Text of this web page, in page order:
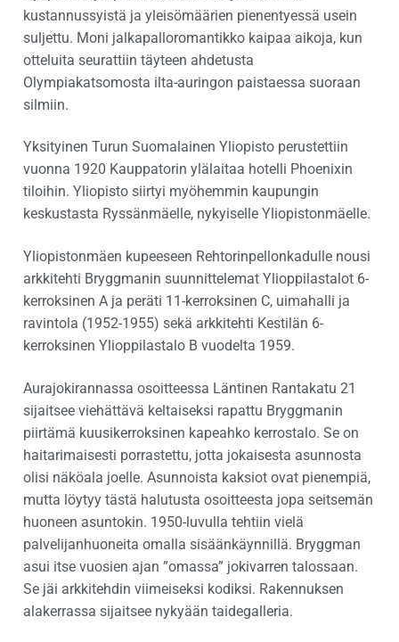
kustannussyistä ja yleisömäärien pienentyessä usein
suljettu. Moni jalkapalloromantikko kaipaa aikoja, kun
otteluita seurattiin täyteen ahdetusta
Olympiakatsomosta ilta-auringon paistaessa suoraan
silmiin.
Yksityinen Turun Suomalainen Yliopisto perustettiin
vuonna 1920 Kauppatorin ylälaitaa hotelli Phoenixin
tiloihin. Yliopisto siirtyi myöhemmin kaupungin
keskustasta Ryssänmäelle, nykyiselle Yliopistonmäelle.
Yliopistonmäen kupeeseen Rehtorinpellonkadulle nousi
arkkitehti Bryggmanin suunnittelemat Ylioppilastalot 6-
kerroksinen A ja peräti 11-kerroksinen C, uimahalli ja
ravintola (1952-1955) sekä arkkitehti Kestilän 6-
kerroksinen Ylioppilastalo B vuodelta 1959.
Aurajokirannassa osoitteessa Läntinen Rantakatu 21
sijaitsee viehättävä keltaiseksi rapattu Bryggmanin
piirtämä kuusikerroksinen kapeahko kerrostalo. Se on
haitarimaisesti porrastettu, jotta jokaisesta asunnosta
olisi näköala joelle. Asunnoista kaksiot ovat pienempiä,
mutta löytyy tästä halutusta osoitteesta jopa seitsemän
huoneen asuntokin. 1950-luvulla tehtiin vielä
palvelijanhuoneita omalla sisäänkäynnillä. Bryggman
asui itse vuosien ajan ”omassa” jokivarren talossaan.
Se jäi arkkitehdin viimeiseksi kodiksi. Rakennuksen
alakerrassa sijaitsee nykyään taidegalleria.